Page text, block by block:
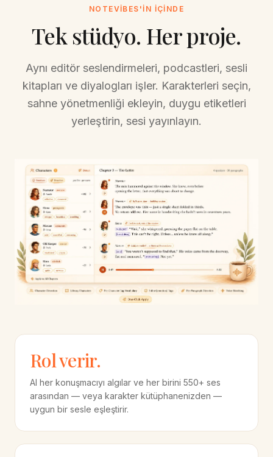
NOTEVIBES'IN İÇINDE
Tek stüdyo. Her proje.
Aynı editör seslendirmeleri, podcastleri, sesli
kitapları ve diyalogları işler. Karakterleri seçin,
sahne yönetmenliği ekleyin, duygu etiketleri
yerleştirin, sesi yayınlayın.
Rol verir.
AI her konuşmacıyı algılar ve her birini 550+ ses
arasından — veya karakter kütüphanenizden —
uygun bir sesle eşleştirir.